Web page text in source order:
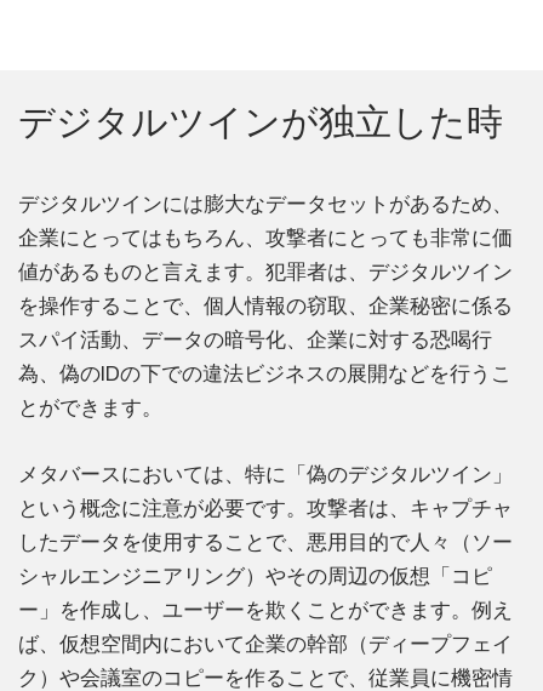
デジタルツインが独立した時
デジタルツインには膨大なデータセットがあるため、
企業にとってはもちろん、攻撃者にとっても非常に価
値があるものと言えます。犯罪者は、デジタルツイン
を操作することで、個人情報の窃取、企業秘密に係る
スパイ活動、データの暗号化、企業に対する恐喝行
為、偽のIDの下での違法ビジネスの展開などを行うこ
とができます。
メタバースにおいては、特に「偽のデジタルツイン」
という概念に注意が必要です。攻撃者は、キャプチャ
したデータを使用することで、悪用目的で人々（ソー
シャルエンジニアリング）やその周辺の仮想「コピ
ー」を作成し、ユーザーを欺くことができます。例え
ば、仮想空間内において企業の幹部（ディープフェイ
ク）や会議室のコピーを作ることで、従業員に機密情